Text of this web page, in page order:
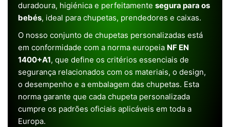
duradoura, higiénica e perfeitamente segura para os
bebés, ideal para chupetas, prendedores e caixas.
O nosso conjunto de chupetas personalizadas está
em conformidade com a norma europeia NF EN
1400+A1, que define os critérios essenciais de
segurança relacionados com os materiais, o design,
o desempenho e a embalagem das chupetas. Esta
norma garante que cada chupeta personalizada
cumpre os padrões oficiais aplicáveis em toda a
Europa.